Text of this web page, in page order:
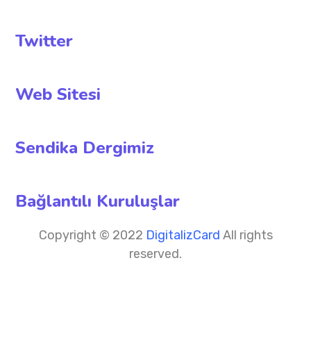
Twitter
Web Sitesi
Sendika Dergimiz
Bağlantılı Kuruluşlar
Copyright © 2022 DigitalizCard All rights
reserved.